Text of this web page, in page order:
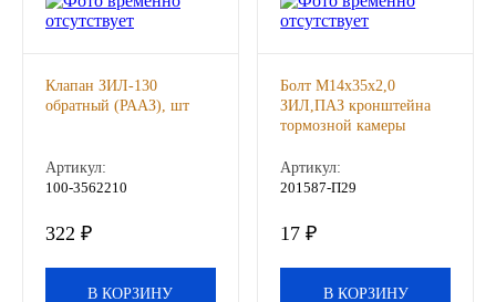
Подшипники
ЕПК
Клапан ЗИЛ-130
обратный (РААЗ), шт
Артикул:
100-3562210
322 ₽
В КОРЗИНУ
Болт М14х35х2,0
ЗИЛ,ПАЗ кронштейна
тормозной камеры
Артикул:
201587-П29
17 ₽
В КОРЗИНУ